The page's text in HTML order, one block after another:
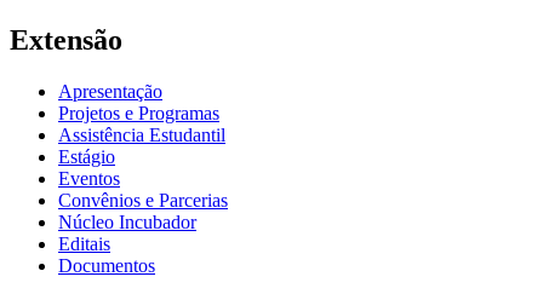
Extensão
Apresentação
Projetos e Programas
Assistência Estudantil
Estágio
Eventos
Convênios e Parcerias
Núcleo Incubador
Editais
Documentos